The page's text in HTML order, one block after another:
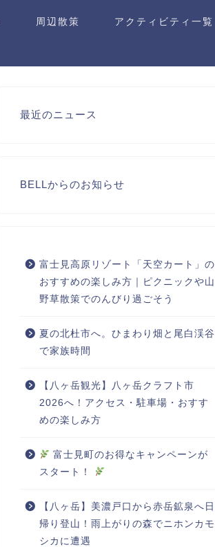
周辺散策 アクティビティ一覧
最近のニュース
BELLからのお知らせ
富士見高原リゾート「天空カート」の
おすすめの楽しみ方｜ピクニックや山
野草散策でのんびり過ごそう
夏の北杜市へ。ひまわり畑と尾白渓谷
で家族時間
【八ヶ岳観光】八ヶ岳クラフト市
2026へ！アクセス・駐車場・おすす
めの楽しみ方
富士見町のお得なキャンペーンが
スタート！
【八ヶ岳】美濃戸口から赤岳鉱泉へ日
帰り登山！雨上がりの森でニホンカモ
シカに遭遇